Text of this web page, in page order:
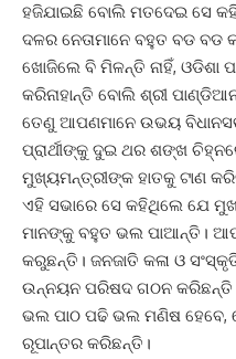
ହଜିଯାଇଛି ବୋଲି ମତଦେଇ ସେ
ଦଳର ନେତାମାନେ ବହୁତ ବଡ ବଡ
ଖୋଜିଲେ ବି ମିଳନ୍ତି ନାହିଁ, ଓଡିଶା
କରିନାହାନ୍ତି ବୋଲି ଶ୍ରୀ
ତେଣୁ ଆପଣମାନେ ଉଭୟ
ପ୍ରାର୍ଥୀଙ୍କୁ ଦୁଇ ଥର ଶଙ୍ଖ
ମୁଖ୍ୟମନ୍ତ୍ରୀଙ୍କ ହାତକୁ ଟାଣ
ଏହି ସଭାରେ ସେ କହିଥିଲେ ଯେ
ମାନଙ୍କୁ ବହୁତ ଭଲ ପାଆନ୍ତି।
କରୁଛନ୍ତି। ଜନଜାତି କଳା ଓ
ଉନ୍ନୟନ ପରିଷଦ ଗଠନ
ଭଲ ପାଠ ପଢି ଭଲ ମଣିଷ ହେବେ,
ରୂପାନ୍ତର କରିଛନ୍ତି।